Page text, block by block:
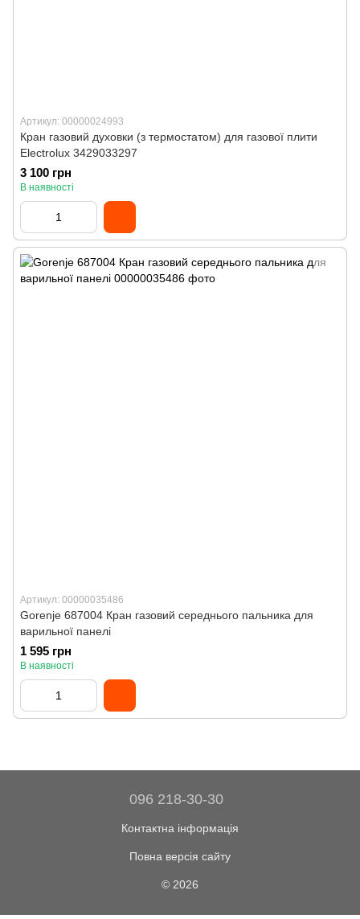
Артикул: 00000024993
Кран газовий духовки (з термостатом) для газової плити
Electrolux 3429033297
3 100 грн
В наявності
Артикул: 00000035486
Gorenje 687004 Кран газовий середнього пальника для
варильної панелі
1 595 грн
В наявності
096 218-30-30
Контактна інформація
Повна версія сайту
© 2026